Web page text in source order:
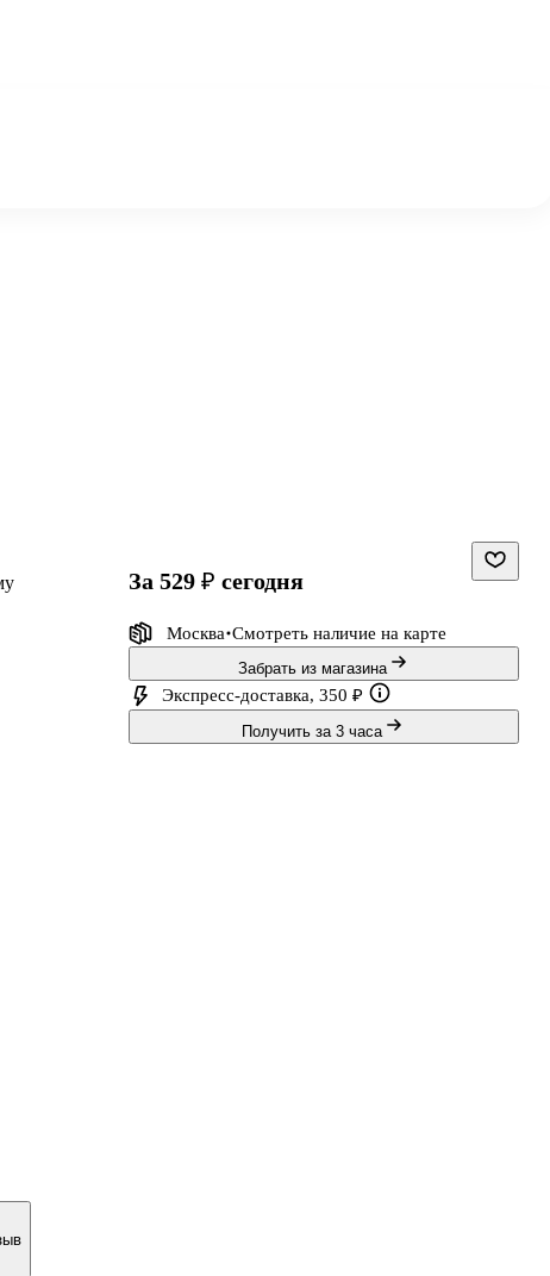
за 529 ₽ сегодня
Москва Смотреть наличие на карте
Забрать из магазина
Экспресс-доставка, 350 ₽
Получить за 3 часа